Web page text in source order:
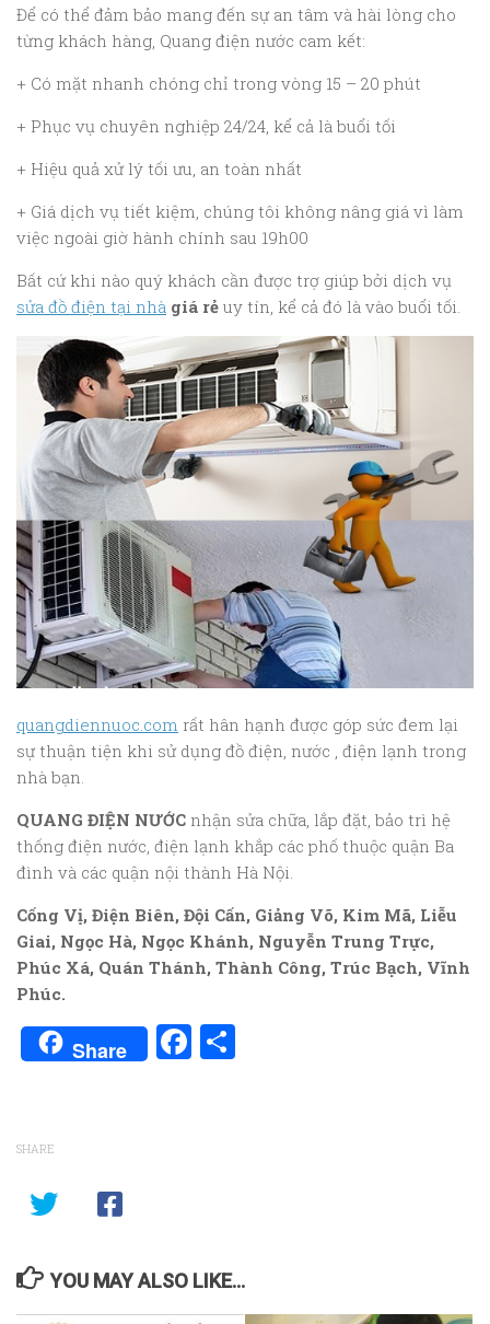
Để có thể đảm bảo mang đến sự an tâm và hài lòng cho
từng khách hàng, Quang điện nước cam kết:
+ Có mặt nhanh chóng chỉ trong vòng 15 – 20 phút
+ Phục vụ chuyên nghiệp 24/24, kể cả là buổi tối
+ Hiệu quả xử lý tối ưu, an toàn nhất
+ Giá dịch vụ tiết kiệm, chúng tôi không nâng giá vì làm
việc ngoài giờ hành chính sau 19h00
Bất cứ khi nào quý khách cần được trợ giúp bởi dịch vụ
sửa đồ điện tại nhà giá rẻ uy tín, kể cả đó là vào buổi tối.
quangdiennuoc.com rất hân hạnh được góp sức đem lại
sự thuận tiện khi sử dụng đồ điện, nước , điện lạnh trong
nhà bạn.
QUANG ĐIỆN NƯỚC nhận sửa chữa, lắp đặt, bảo trì hệ
thống điện nước, điện lạnh khắp các phố thuộc quận Ba
đình và các quận nội thành Hà Nội.
Cống Vị, Điện Biên, Đội Cấn, Giảng Võ, Kim Mã, Liễu
Giai, Ngọc Hà, Ngọc Khánh, Nguyễn Trung Trực,
Phúc Xá, Quán Thánh, Thành Công, Trúc Bạch, Vĩnh
Phúc.
Share Facebook
SHARE
YOU MAY ALSO LIKE...